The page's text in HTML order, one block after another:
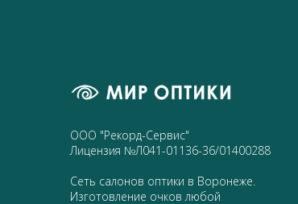
ООО "Рекорд-Сервис"
Лицензия №Л041-01136-36/01400288
Сеть салонов оптики в Воронеже.
Изготовление очков любой